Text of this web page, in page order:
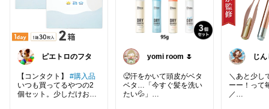
ピエトロのフタ
【コンタクト】 #購入品
いつも買ってるやつの2
個セット。少しだけお
yomi room 🌷
🥵汗をかいて頭皮がベタ
ベタ…「今すぐ髪を洗い
たい💦」
じ
＼あと少し
ーー！って
／